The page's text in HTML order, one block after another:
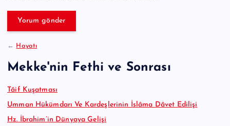
← Hayatı
Mekke'nin Fethi ve Sonrası
Tâif Kuşatması
Umman Hükümdarı Ve Kardeşlerinin İslâma Dâvet Edilişi
Hz. İbrahim’in Dünyaya Gelişi